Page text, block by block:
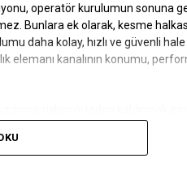
operatör kurulumun sonuna
Bunlara ek olarak, kesme
daha kolay, hızlı ve güvenli
elemanı kanalının konumu,
tutma kuvveti azalsa da yumuşak